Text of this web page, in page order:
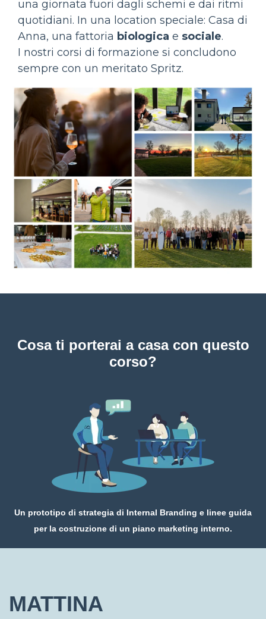
una giornata fuori dagli schemi e dai ritmi
quotidiani. In una location speciale: Casa di
Anna, una fattoria biologica e sociale.
I nostri corsi di formazione si concludono
sempre con un meritato Spritz.
Cosa ti porterai a casa con questo
corso?
Un prototipo di strategia di Internal Branding e linee guida
per la costruzione di un piano marketing interno.
MATTINA